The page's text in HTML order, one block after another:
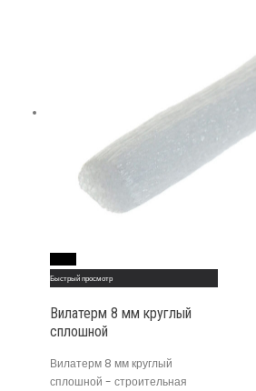
Быстрый просмотр
Вилатерм 8 мм круглый
сплошной
Вилатерм 8 мм круглый
сплошной - строительная